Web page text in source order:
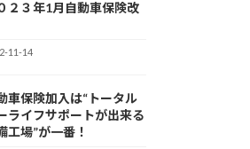
２３年1月自動車保険改
11-14
車保険加入は“トータル
ライフサポートが出来る
工場”が一番！